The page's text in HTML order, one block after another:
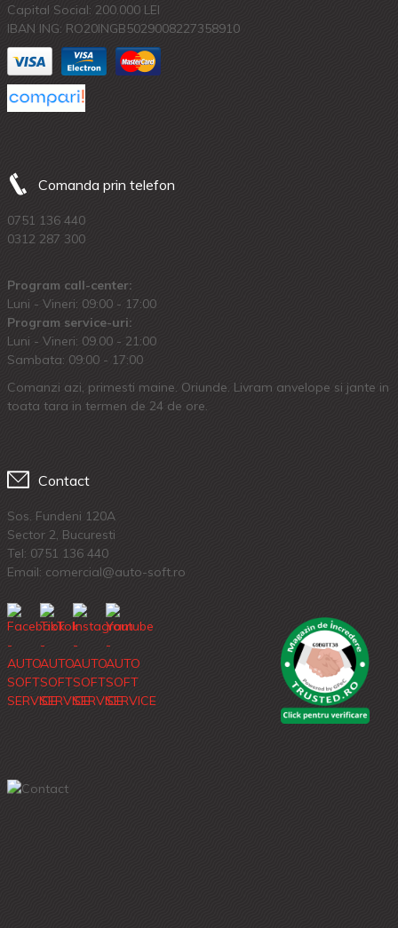
Capital Social: 200.000 LEI
IBAN ING: RO20INGB5029008227358910
Comanda prin telefon
0751 136 440
0312 287 300
Program call-center:
Luni - Vineri: 09:00 - 17:00
Program service-uri:
Luni - Vineri: 09.00 - 21:00
Sambata: 09:00 - 17:00
Comanzi azi, primesti maine. Oriunde. Livram anvelope si jante in
toata tara in termen de 24 de ore.
Contact
Sos. Fundeni 120A
Sector 2, Bucuresti
Tel: 0751 136 440
Email: comercial@auto-soft.ro